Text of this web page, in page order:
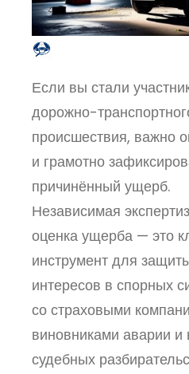
Если вы стали
дорожно-
происшествия, важно
и грамотно
причинённый ущерб.
Независимая
оценка ущерба — это
инструмент для
интересов в спорных
со страховыми
виновниками аварии и
судебных